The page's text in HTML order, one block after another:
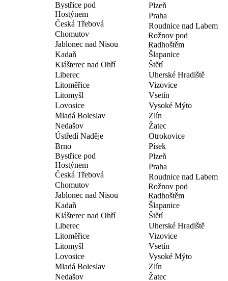
Bystřice pod
Hostýnem
Česká Třebová
Chomutov
Jablonec nad Nisou
Kadaň
Klášterec nad Ohří
Liberec
Litoměřice
Litomyšl
Lovosice
Mladá Boleslav
Nedašov
Plzeň
Praha
Roudnice nad Labem
Rožnov pod
Radhoštěm
Šlapanice
Štětí
Uherské Hradiště
Vizovice
Vsetín
Vysoké Mýto
Zlín
Žatec
Ústředí Naděje
Brno
Bystřice pod
Hostýnem
Česká Třebová
Chomutov
Jablonec nad Nisou
Kadaň
Klášterec nad Ohří
Liberec
Litoměřice
Litomyšl
Lovosice
Mladá Boleslav
Nedašov
Otrokovice
Písek
Plzeň
Praha
Roudnice nad Labem
Rožnov pod
Radhoštěm
Šlapanice
Štětí
Uherské Hradiště
Vizovice
Vsetín
Vysoké Mýto
Zlín
Žatec